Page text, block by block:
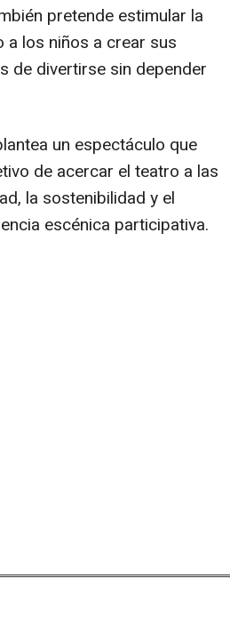
pretende estimular la
a los niños a crear sus
de divertirse sin depender
un espectáculo que
de acercar el teatro a las
la sostenibilidad y el
escénica participativa.